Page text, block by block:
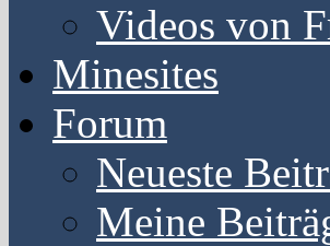
Videos von
Minesites
Forum
Neueste
Meine